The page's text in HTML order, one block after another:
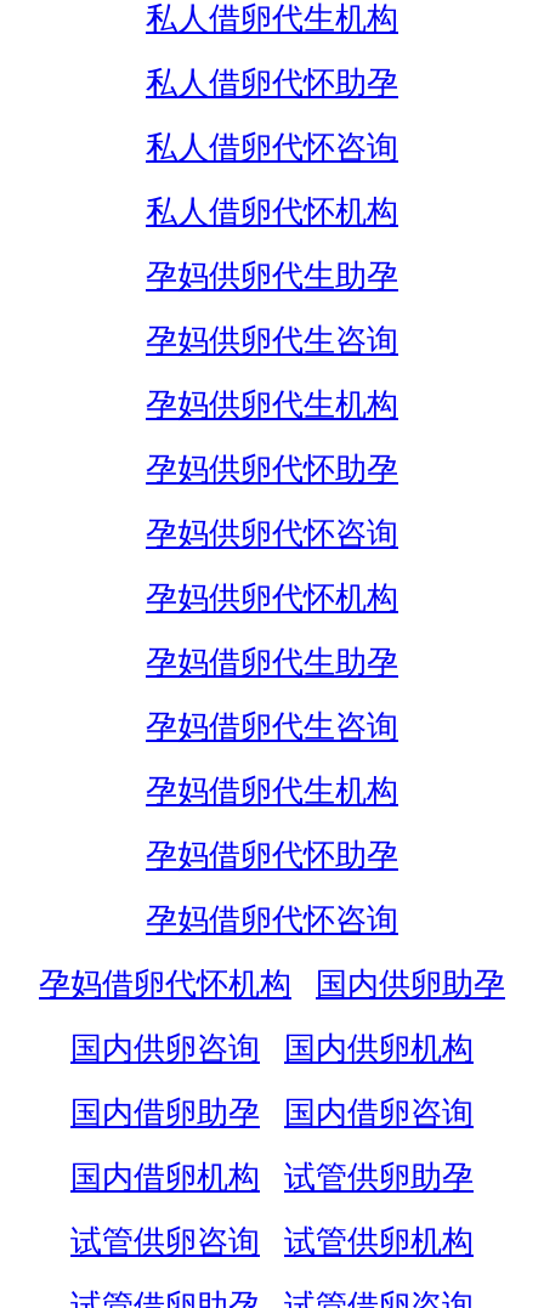
私人借卵代生机构
私人借卵代怀助孕
私人借卵代怀咨询
私人借卵代怀机构
孕妈供卵代生助孕
孕妈供卵代生咨询
孕妈供卵代生机构
孕妈供卵代怀助孕
孕妈供卵代怀咨询
孕妈供卵代怀机构
孕妈借卵代生助孕
孕妈借卵代生咨询
孕妈借卵代生机构
孕妈借卵代怀助孕
孕妈借卵代怀咨询
孕妈借卵代怀机构
国内供卵助孕
国内供卵咨询
国内供卵机构
国内借卵助孕
国内借卵咨询
国内借卵机构
试管供卵助孕
试管供卵咨询
试管供卵机构